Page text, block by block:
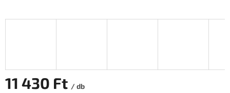
11 430 Ft / db